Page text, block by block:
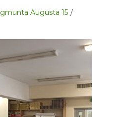
Augusta 15